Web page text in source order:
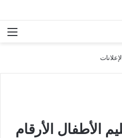
الأطفال الأرقام